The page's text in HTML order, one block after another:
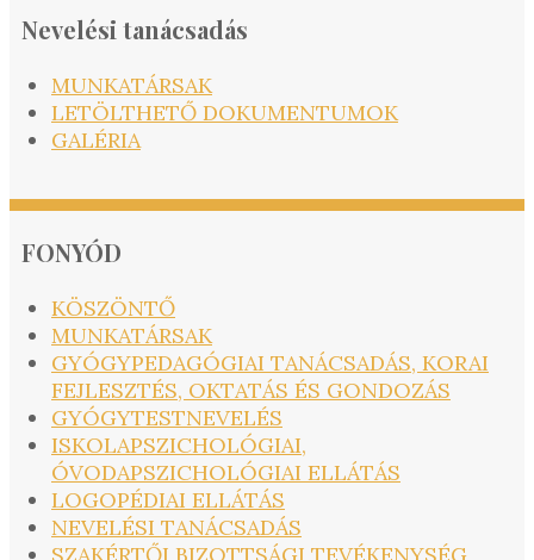
Nevelési tanácsadás
MUNKATÁRSAK
LETÖLTHETŐ DOKUMENTUMOK
GALÉRIA
FONYÓD
KÖSZÖNTŐ
MUNKATÁRSAK
GYÓGYPEDAGÓGIAI TANÁCSADÁS, KORAI
FEJLESZTÉS, OKTATÁS ÉS GONDOZÁS
GYÓGYTESTNEVELÉS
ISKOLAPSZICHOLÓGIAI,
ÓVODAPSZICHOLÓGIAI ELLÁTÁS
LOGOPÉDIAI ELLÁTÁS
NEVELÉSI TANÁCSADÁS